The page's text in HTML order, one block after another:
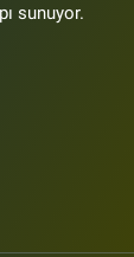
sunuyor.